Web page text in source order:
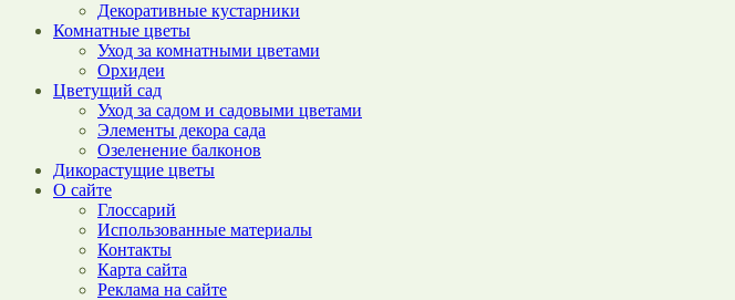
Декоративные кустарники
Комнатные цветы
Уход за комнатными цветами
Орхидеи
Цветущий сад
Уход за садом и садовыми цветами
Элементы декора сада
Озеленение балконов
Дикорастущие цветы
О сайте
Глоссарий
Использованные материалы
Контакты
Карта сайта
Реклама на сайте